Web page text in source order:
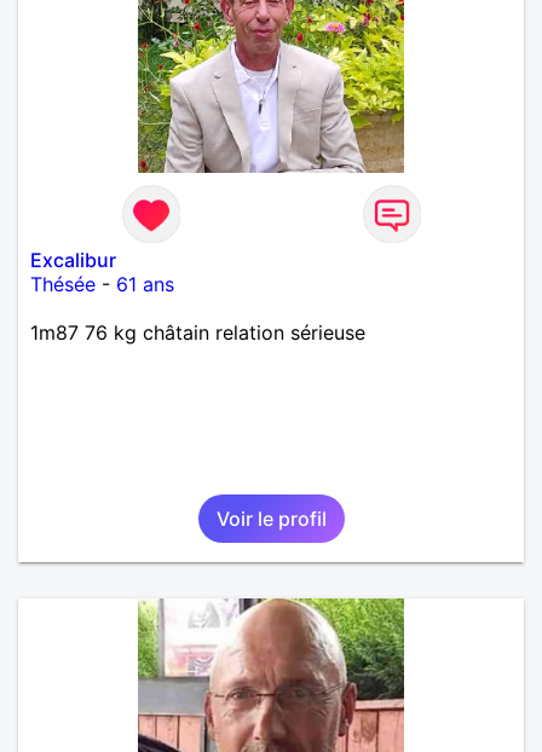
Excalibur
Thésée - 61 ans
1m87 76 kg châtain relation sérieuse
Voir le profil